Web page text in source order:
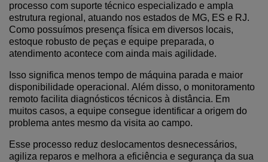
processo com suporte técnico especializado e ampla
estrutura regional , atuando nos estados de MG, ES e RJ.
Como possuímos presença física em diversos locais,
estoque robusto de peças e equipe preparada, o
atendimento acontece com ainda mais agilidade.
Isso significa menos tempo de máquina parada e maior
disponibilidade operacional. Além disso, o monitoramento
remoto facilita diagnósticos técnicos à distância. Em
muitos casos, a equipe consegue identificar a origem do
problema antes mesmo da visita ao campo.
Esse processo reduz deslocamentos desnecessários,
agiliza reparos e melhora a eficiência e segurança da sua